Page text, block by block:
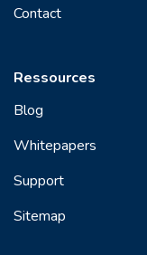
Contact
Ressources
Blog
Whitepapers
Support
Sitemap